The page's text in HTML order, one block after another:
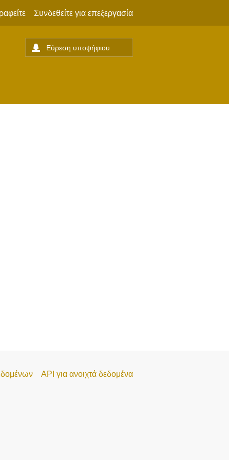
Συνδεθείτε για επεξεργασία
API για ανοιχτά δεδομένα